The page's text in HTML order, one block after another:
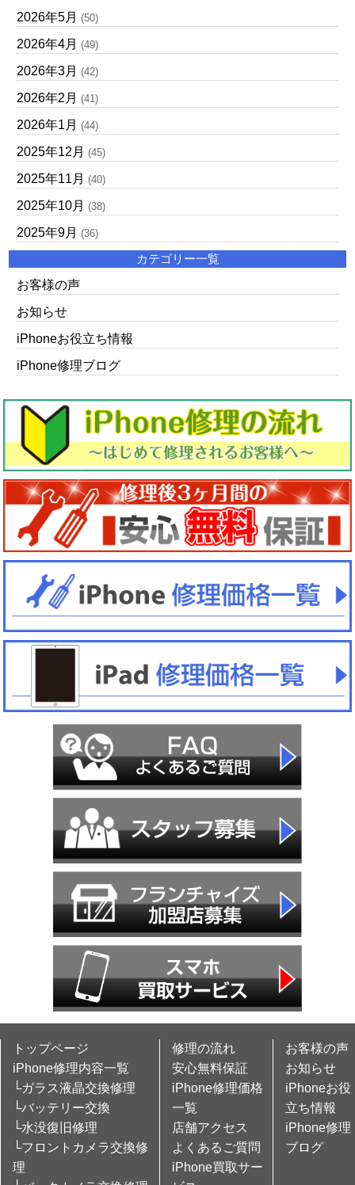
2026年5月 (50)
2026年4月 (49)
2026年3月 (42)
2026年2月 (41)
2026年1月 (44)
2025年12月 (45)
2025年11月 (40)
2025年10月 (38)
2025年9月 (36)
カテゴリー一覧
お客様の声
お知らせ
iPhoneお役立ち情報
iPhone修理ブログ
トップページ
iPhone修理内容一覧
└ガラス液晶交換修理
└バッテリー交換
└水没復旧修理
└フロントカメラ交換修
理
修理の流れ
安心無料保証
iPhone修理価格
一覧
店舗アクセス
よくあるご質問
iPhone買取サー
お客様の声
お知らせ
iPhoneお役
立ち情報
iPhone修理
ブログ